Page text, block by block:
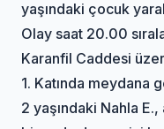
yaşındaki çocuk
Olay saat 20.00
Karanfil Caddesi
1. Katında meydana
2 yaşındaki Nahla